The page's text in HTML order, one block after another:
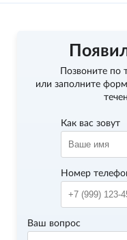
Позвоните по
или заполните
Как вас зовут
Номер
Ваш вопрос